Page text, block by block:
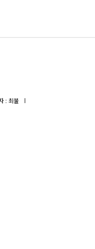
: 최불